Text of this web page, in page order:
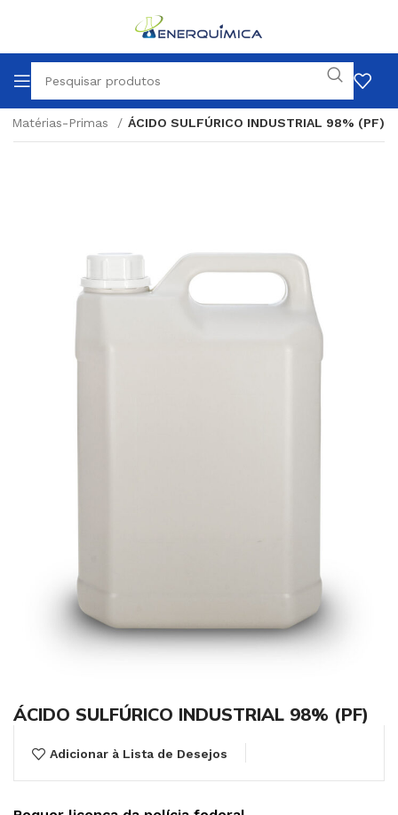
Matérias-Primas ÁCIDO SULFÚRICO INDUSTRIAL 98% (PF)
ÁCIDO SULFÚRICO INDUSTRIAL 98% (PF)
Adicionar à Lista de Desejos